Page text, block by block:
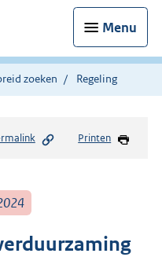
Menu
zoeken Regeling
Printen